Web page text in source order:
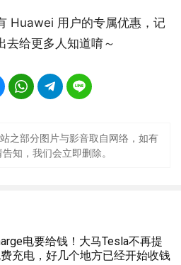
Huawei 用户的专属优惠，记
给更多人知道唷～
站之部分图片与影音取自网络，如有
知，我们会立即删除。
电要给钱！大马Tesla不再提
充电，好几个地方已经开始收钱